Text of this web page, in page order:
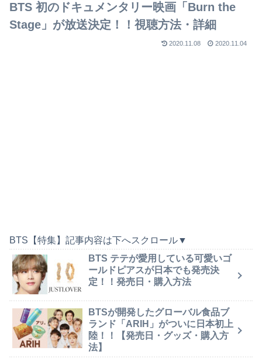
BTS 初のドキュメンタリー映画「Burn the
Stage」が放送決定！！視聴方法・詳細
2020.11.08 2020.11.04
BTS【特集】記事内容は下へスクロール▼
BTS テテが愛用している可愛いゴ
ールドピアスが日本でも発売決
定！！発売日・購入方法
BTSが開発したグローバル食品ブ
ランド「ARIH」がついに日本初上
陸！！【発売日・グッズ・購入方
法】